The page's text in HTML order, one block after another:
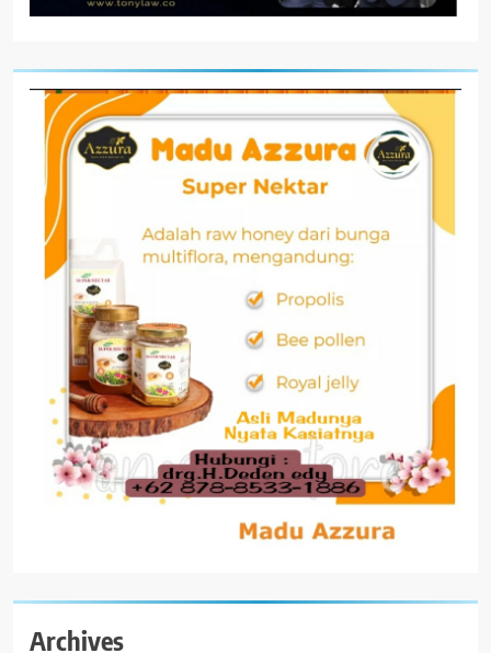
Archives